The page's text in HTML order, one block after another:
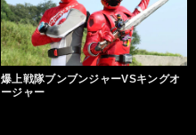
爆上戦隊ブンブンジャーVSキングオ
ージャー